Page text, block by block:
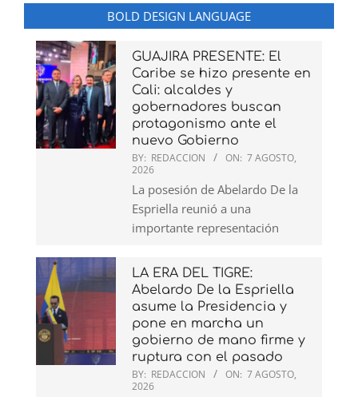
BOLD DESIGN LANGUAGE
GUAJIRA PRESENTE: El
Caribe se hizo presente en
Cali: alcaldes y
gobernadores buscan
protagonismo ante el
nuevo Gobierno
BY: REDACCION ON: 7 AGOSTO,
2026
La posesión de Abelardo De la
Espriella reunió a una
importante representación
LA ERA DEL TIGRE:
Abelardo De la Espriella
asume la Presidencia y
pone en marcha un
gobierno de mano firme y
ruptura con el pasado
BY: REDACCION ON: 7 AGOSTO,
2026